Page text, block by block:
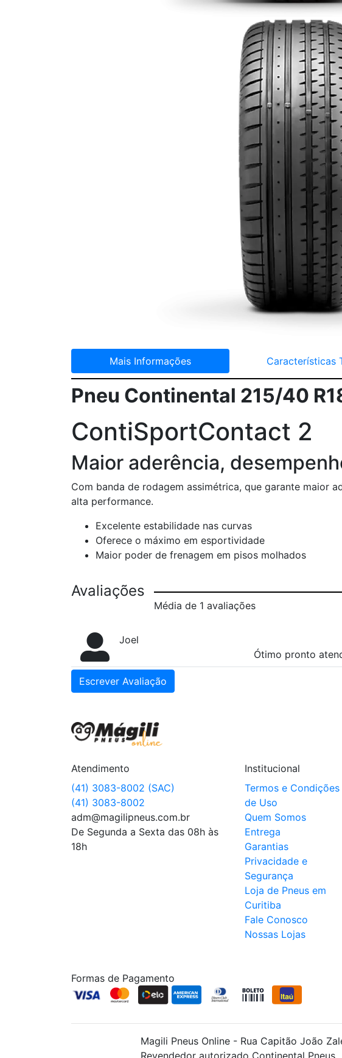
Mais Informações Características
Pneu Continental 215/40
ContiSportContact 2
Maior aderência,
Com banda de rodagem assimétrica, que garante maior
alta performance.
Excelente estabilidade nas curvas
Oferece o máximo em esportividade
Maior poder de frenagem em pisos molhados
Avaliações
Média de 1 avaliações
Joel
Ótimo pronto
Escrever Avaliação
Atendimento
(41) 3083-8002 (SAC)
(41) 3083-8002
adm@magilipneus.com.br
De Segunda a Sexta das 08h às
18h
Institucional
Termos e Condições
de Uso
Quem Somos
Entrega
Garantias
Privacidade e
Segurança
Loja de Pneus em
Curitiba
Fale Conosco
Nossas Lojas
Formas de Pagamento
Magili Pneus Online - Rua Capitão João